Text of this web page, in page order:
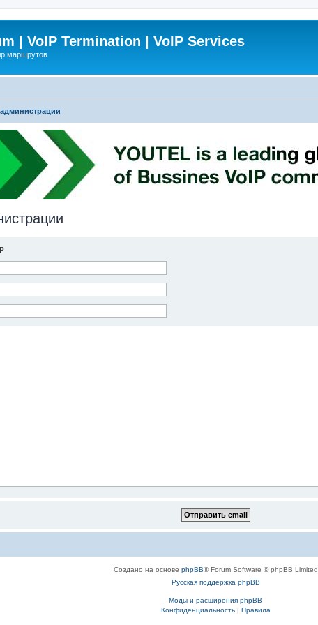
| VoIP Termination | VoIP Services
маршрутов
Создано на основе phpBB® Forum Software © phpBB Limited
Русская поддержка phpBB
Моды и расширения phpBB
Конфиденциальность| Правила